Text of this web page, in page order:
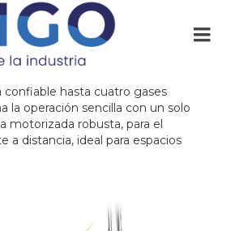
hasta cuatro gases
la operación sencilla con un solo
motorizada robusta, para el
a distancia, ideal para espacios